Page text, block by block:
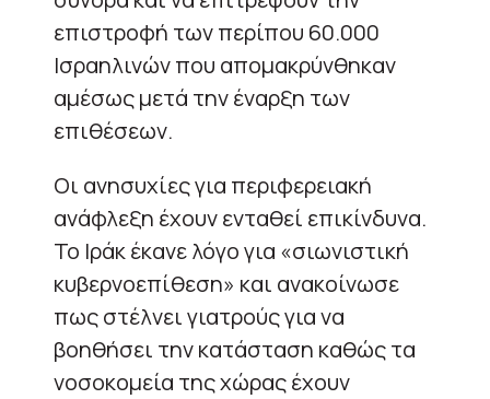
επιστροφή των περίπου 60.000
Ισραηλινών που απομακρύνθηκαν
αμέσως μετά την έναρξη των
επιθέσεων.
Οι ανησυχίες για περιφερειακή
ανάφλεξη έχουν ενταθεί επικίνδυνα.
Το Ιράκ έκανε λόγο για «σιωνιστική
κυβερνοεπίθεση» και ανακοίνωσε
πως στέλνει γιατρούς για να
βοηθήσει την κατάσταση καθώς τα
νοσοκομεία της χώρας έχουν